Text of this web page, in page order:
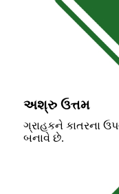
અશ્રુ ઉત્તમ
ગ્રાહકને કાતરના
બનાવે છે.